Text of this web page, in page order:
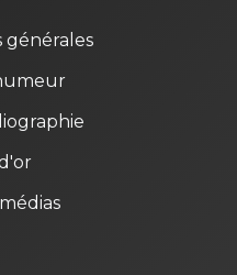
générales